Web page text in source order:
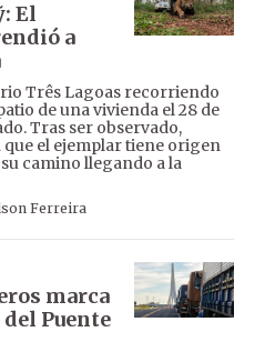
El
a
Três Lagoas recorriendo
de una vivienda el 28 de
Tras ser observado,
el ejemplar tiene origen
camino llegando a la
Ferreira
marca
Puente